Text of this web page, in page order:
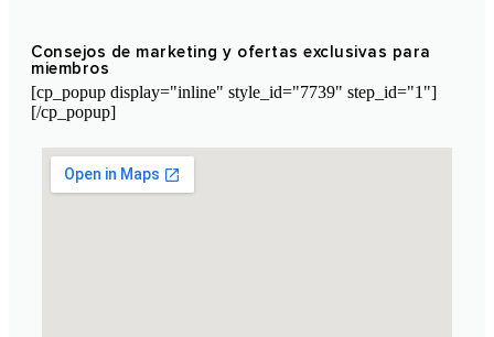
Consejos de marketing y ofertas exclusivas para
miembros
[cp_popup display="inline" style_id="7739" step_id="1"]
[/cp_popup]